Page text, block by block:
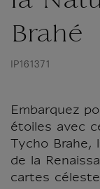
Brahé
IP161371
Embarquez
étoiles avec
Tycho
de la
cartes